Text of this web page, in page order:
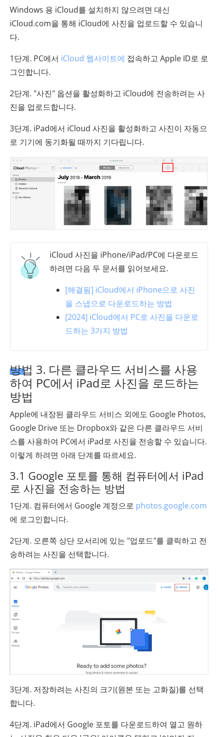
Windows 용 iCloud를 설치하지 않으려면 대신
iCloud.com을 통해 iCloud에 사진을 업로드할 수 있습니
다.
1단계. PC에서 iCloud 웹사이트에 접속하고 Apple ID로 로
그인합니다.
2단계. "사진" 옵션을 활성화하고 iCloud에 전송하려는 사
진을 업로드합니다.
3단계. iPad에서 iCloud 사진을 활성화하고 사진이 자동으
로 기기에 동기화될 때까지 기다립니다.
iCloud 사진을 iPhone/iPad/PC에 다운로드
하려면 다음 두 문서를 읽어보세요.
[해결됨] iCloud에서 iPhone으로 사진
을 스냅으로 다운로드하는 방법
[2024] iCloud에서 PC로 사진을 다운로
드하는 3가지 방법
방법 3. 다른 클라우드 서비스를 사용
하여 PC에서 iPad로 사진을 로드하는
방법
Apple에 내장된 클라우드 서비스 외에도 Google Photos,
Google Drive 또는 Dropbox와 같은 다른 클라우드 서비
스를 사용하여 PC에서 iPad로 사진을 전송할 수 있습니다.
이렇게 하려면 아래 단계를 따르세요.
3.1 Google 포토를 통해 컴퓨터에서 iPad
로 사진을 전송하는 방법
1단계. 컴퓨터에서 Google 계정으로 photos.google.com
에 로그인합니다.
2단계. 오른쪽 상단 모서리에 있는 "업로드"를 클릭하고 전
송하려는 사진을 선택합니다.
3단계. 저장하려는 사진의 크기(원본 또는 고화질)를 선택
합니다.
4단계. iPad에서 Google 포토를 다운로드하여 열고 원하